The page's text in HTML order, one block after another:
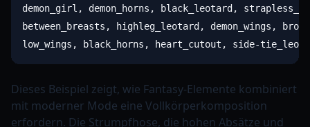
demon_girl, demon_horns, black_leotard,
between_breasts, highleg_leotard, demon_wings,
Dieses Beispiel zeigt, wie Fantasy-Elemente kombiniert
mit moderner Mode eine Vollkörperkomposition
erfordern. Die Strumpfhose, die hohen Absätze und